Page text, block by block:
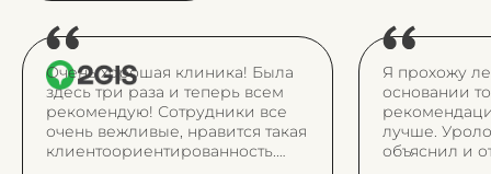
Очень хорошая клиника! Была
здесь три раза и теперь всем
рекомендую! Сотрудники все
очень вежливые, нравится такая
клиентоориентированность.
Я прохожу
основании
лучше.
объяснил и